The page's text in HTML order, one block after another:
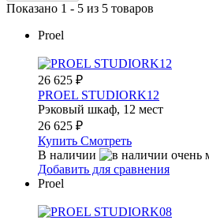
Показано 1 - 5 из 5 товаров
Proel
26 625 ₽
PROEL STUDIORK12
Рэковый шкаф, 12 мест
26 625 ₽
Купить Смотреть
В наличии
Добавить для сравнения
Proel